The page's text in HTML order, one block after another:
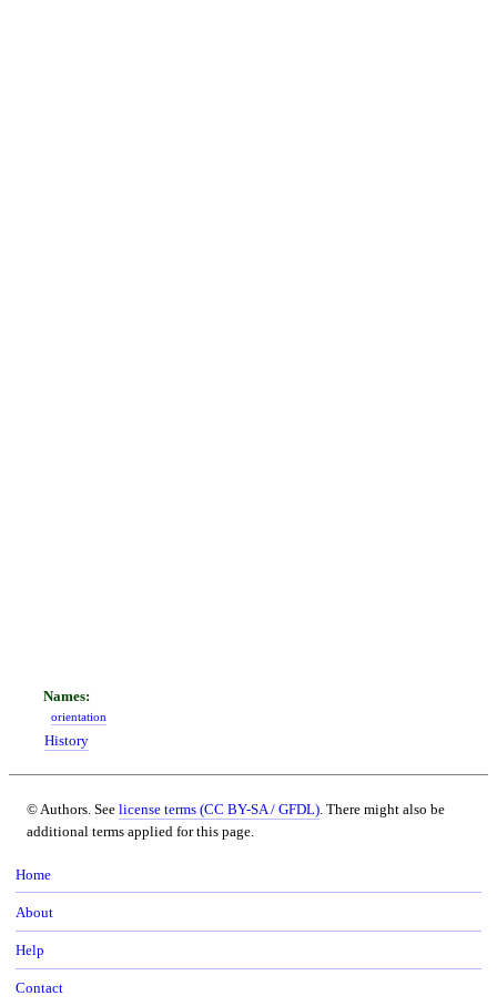
orientation
History
© Authors. See license terms (CC BY-SA / GFDL). There might also be
additional terms applied for this page.
Home
About
Help
Contact